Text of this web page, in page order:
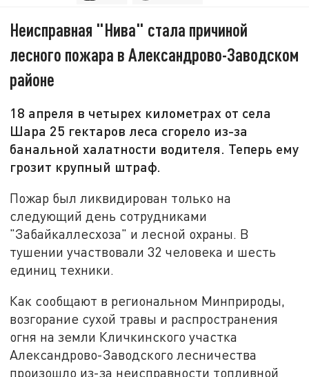
Неисправная "Нива" стала причиной
лесного пожара в Александрово-Заводском
районе
18 апреля в четырех километрах от села
Шара 25 гектаров леса сгорело из-за
банальной халатности водителя. Теперь ему
грозит крупный штраф.
Пожар был ликвидирован только на
следующий день сотрудниками
"Забайкаллесхоза" и лесной охраны. В
тушении участвовали 32 человека и шесть
единиц техники.
Как сообщают в региональном Минприроды,
возгорание сухой травы и распространения
огня на земли Кличкинского участка
Александрово-Заводского лесничества
произошло из-за неисправности топливной